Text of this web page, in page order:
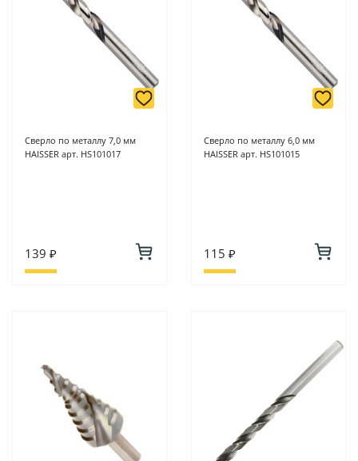
Сверло по металлу 7,0 мм
HAISSER арт. HS101017
139 ₽
Сверло по металлу 6,0 мм
HAISSER арт. HS101015
115 ₽